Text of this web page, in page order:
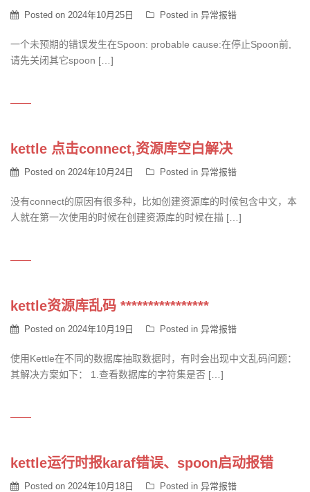
Posted on 2024年10月25日 Posted in 异常报错
一个未预期的错误发生在Spoon: probable cause:在停止Spoon前,
请先关闭其它spoon […]
kettle 点击connect,资源库空白解决
Posted on 2024年10月24日 Posted in 异常报错
没有connect的原因有很多种，比如创建资源库的时候包含中文，本
人就在第一次使用的时候在创建资源库的时候在描 […]
kettle资源库乱码 ****************
Posted on 2024年10月19日 Posted in 异常报错
使用Kettle在不同的数据库抽取数据时，有时会出现中文乱码问题：
其解决方案如下： 1.查看数据库的字符集是否 […]
kettle运行时报karaf错误、spoon启动报错
Posted on 2024年10月18日 Posted in 异常报错